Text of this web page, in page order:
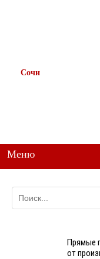
Сочи
Меню
Прямые
от